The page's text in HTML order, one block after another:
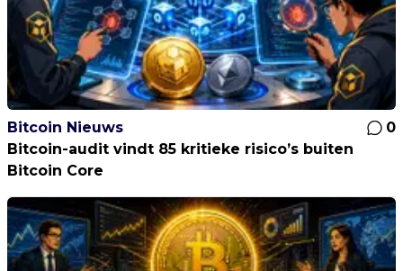
Bitcoin Nieuws
0
Bitcoin-audit vindt 85 kritieke risico’s buiten
Bitcoin Core